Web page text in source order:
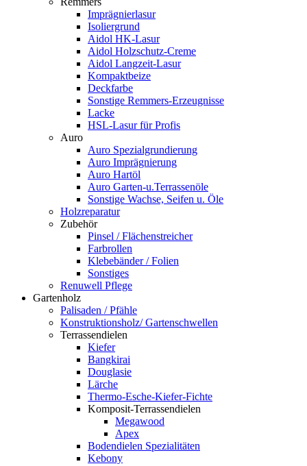
Imprägnierlasur
Isoliergrund
Aidol HK-Lasur
Aidol Holzschutz-Creme
Aidol Langzeit-Lasur
Kompaktbeize
Deckfarbe
Sonstige Remmers-Erzeugnisse
Lacke
HSL-Lasur für Profis
Auro
Auro Spezialgrundierung
Auro Imprägnierung
Auro Hartöl
Auro Garten-u.Terrassenöle
Sonstige Wachse, Seifen u. Öle
Holzreparatur
Zubehör
Pinsel / Flächenstreicher
Farbrollen
Klebebänder / Folien
Sonstiges
Renuwell Pflege
Gartenholz
Palisaden / Pfähle
Konstruktionsholz/ Gartenschwellen
Terrassendielen
Kiefer
Bangkirai
Douglasie
Lärche
Thermo-Esche-Kiefer-Fichte
Komposit-Terrassendielen
Megawood
Apex
Bodendielen Spezialitäten
Kebony